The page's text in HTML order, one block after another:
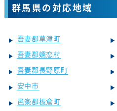
群馬県の対応地域
吾妻郡草津町
吾妻郡嬬恋村
吾妻郡長野原町
安中市
邑楽郡板倉町